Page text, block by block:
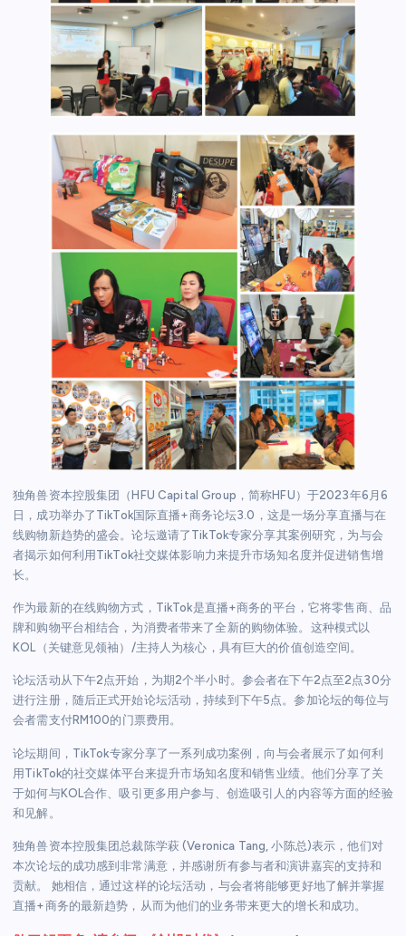
独角兽资本控股集团（HFU Capital Group，简称HFU）于2023年6月6
日，成功举办了TikTok国际直播+商务论坛3.0，这是一场分享直播与在
线购物新趋势的盛会。论坛邀请了TikTok专家分享其案例研究，为与会
者揭示如何利用TikTok社交媒体影响力来提升市场知名度并促进销售增
长。
作为最新的在线购物方式，TikTok是直播+商务的平台，它将零售商、品
牌和购物平台相结合，为消费者带来了全新的购物体验。这种模式以
KOL（关键意见领袖）/主持人为核心，具有巨大的价值创造空间。
论坛活动从下午2点开始，为期2个半小时。参会者在下午2点至2点30分
进行注册，随后正式开始论坛活动，持续到下午5点。参加论坛的每位与
会者需支付RM100的门票费用。
论坛期间，TikTok专家分享了一系列成功案例，向与会者展示了如何利
用TikTok的社交媒体平台来提升市场知名度和销售业绩。他们分享了关
于如何与KOL合作、吸引更多用户参与、创造吸引人的内容等方面的经验
和见解。
独角兽资本控股集团总裁陈学萩 (Veronica Tang, 小陈总)表示，他们对
本次论坛的成功感到非常满意，并感谢所有参与者和演讲嘉宾的支持和
贡献。 她相信，通过这样的论坛活动，与会者将能够更好地了解并掌握
直播+商务的最新趋势，从而为他们的业务带来更大的增长和成功。